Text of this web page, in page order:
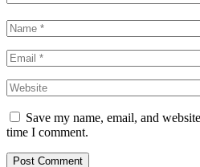
Save my name, email, and
time I comment.